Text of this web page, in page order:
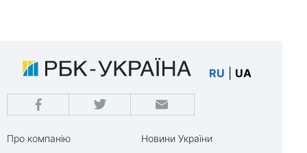
RU UA
Про компанію
Новини України